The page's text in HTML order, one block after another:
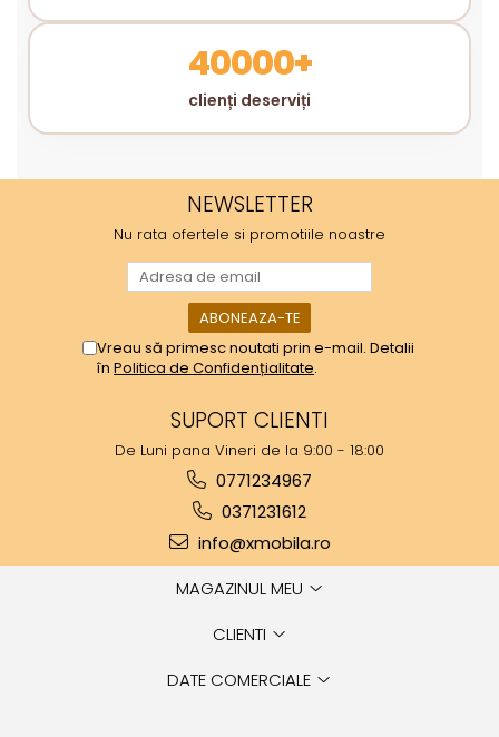
40000+
clienți deserviți
NEWSLETTER
Nu rata ofertele si promotiile noastre
Vreau să primesc noutati prin e-mail. Detalii
în Politica de Confidențialitate.
SUPORT CLIENTI
De Luni pana Vineri de la 9:00 - 18:00
0771234967
0371231612
info@xmobila.ro
MAGAZINUL MEU
CLIENTI
DATE COMERCIALE